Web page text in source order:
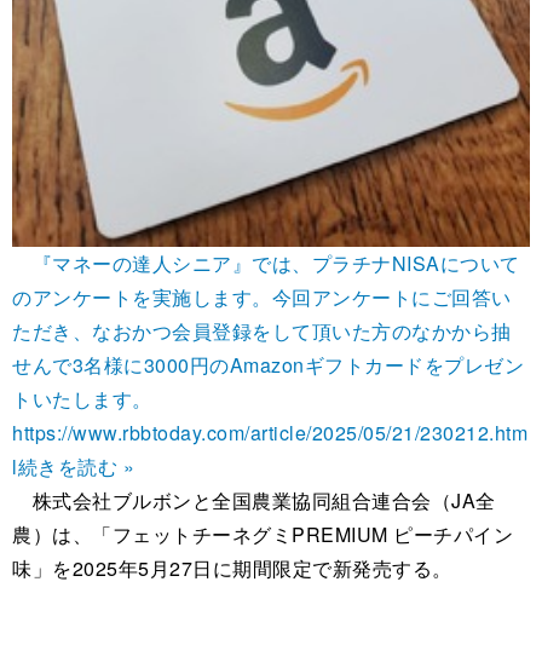
『マネーの達人シニア』では、プラチナNISAについて
のアンケートを実施します。今回アンケートにご回答い
ただき、なおかつ会員登録をして頂いた方のなかから抽
せんで3名様に3000円のAmazonギフトカードをプレゼン
トいたします。
https://www.rbbtoday.com/article/2025/05/21/230212.htm
l続きを読む »
株式会社ブルボンと全国農業協同組合連合会（JA全
農）は、「フェットチーネグミPREMIUM ピーチパイン
味」を2025年5月27日に期間限定で新発売する。